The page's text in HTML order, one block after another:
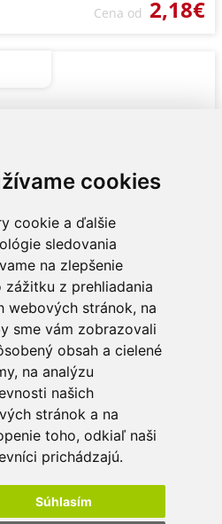
cookies
cookie a ďalšie
sledovania
na zlepšenie
zážitku z prehliadania
webových stránok, na
sme vám zobrazovali
obsah a cielené
na analýzu
našich
stránok a na
toho, odkiaľ naši
prichádzajú.
Súhlasím
Cena od 2,18€
Cena od 4,57€